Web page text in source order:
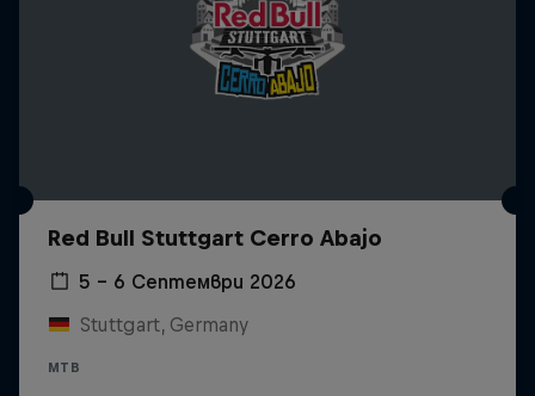
Red Bull Stuttgart Cerro Abajo
5 – 6 Септември 2026
Stuttgart, Germany
MTB